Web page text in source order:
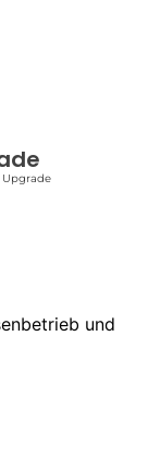
Upgrade
und